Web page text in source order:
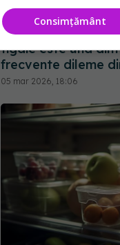
Momentul în care
tigaie este una
frecvente dileme
05 mar 2026, 18:06
Consimțământ